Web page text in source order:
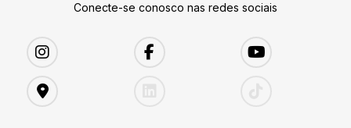
Conecte-se conosco nas redes sociais